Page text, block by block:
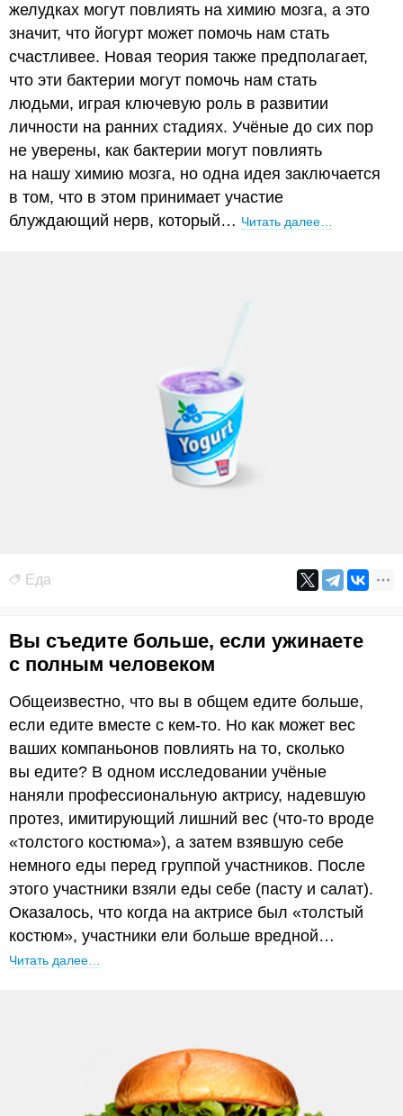
желудках могут повлиять на химию мозга, а это
значит, что йогурт может помочь нам стать
счастливее. Новая теория также предполагает,
что эти бактерии могут помочь нам стать
людьми, играя ключевую роль в развитии
личности на ранних стадиях. Учёные до сих пор
не уверены, как бактерии могут повлиять
на нашу химию мозга, но одна идея заключается
в том, что в этом принимает участие
блуждающий нерв, который… Читать далее…
Еда
Вы съедите больше, если ужинаете
с полным человеком
Общеизвестно, что вы в общем едите больше,
если едите вместе с кем-то. Но как может вес
ваших компаньонов повлиять на то, сколько
вы едите? В одном исследовании учёные
наняли профессиональную актрису, надевшую
протез, имитирующий лишний вес (что-то вроде
«толстого костюма»), а затем взявшую себе
немного еды перед группой участников. После
этого участники взяли еды себе (пасту и салат).
Оказалось, что когда на актрисе был «толстый
костюм», участники ели больше вредной…
Читать далее…